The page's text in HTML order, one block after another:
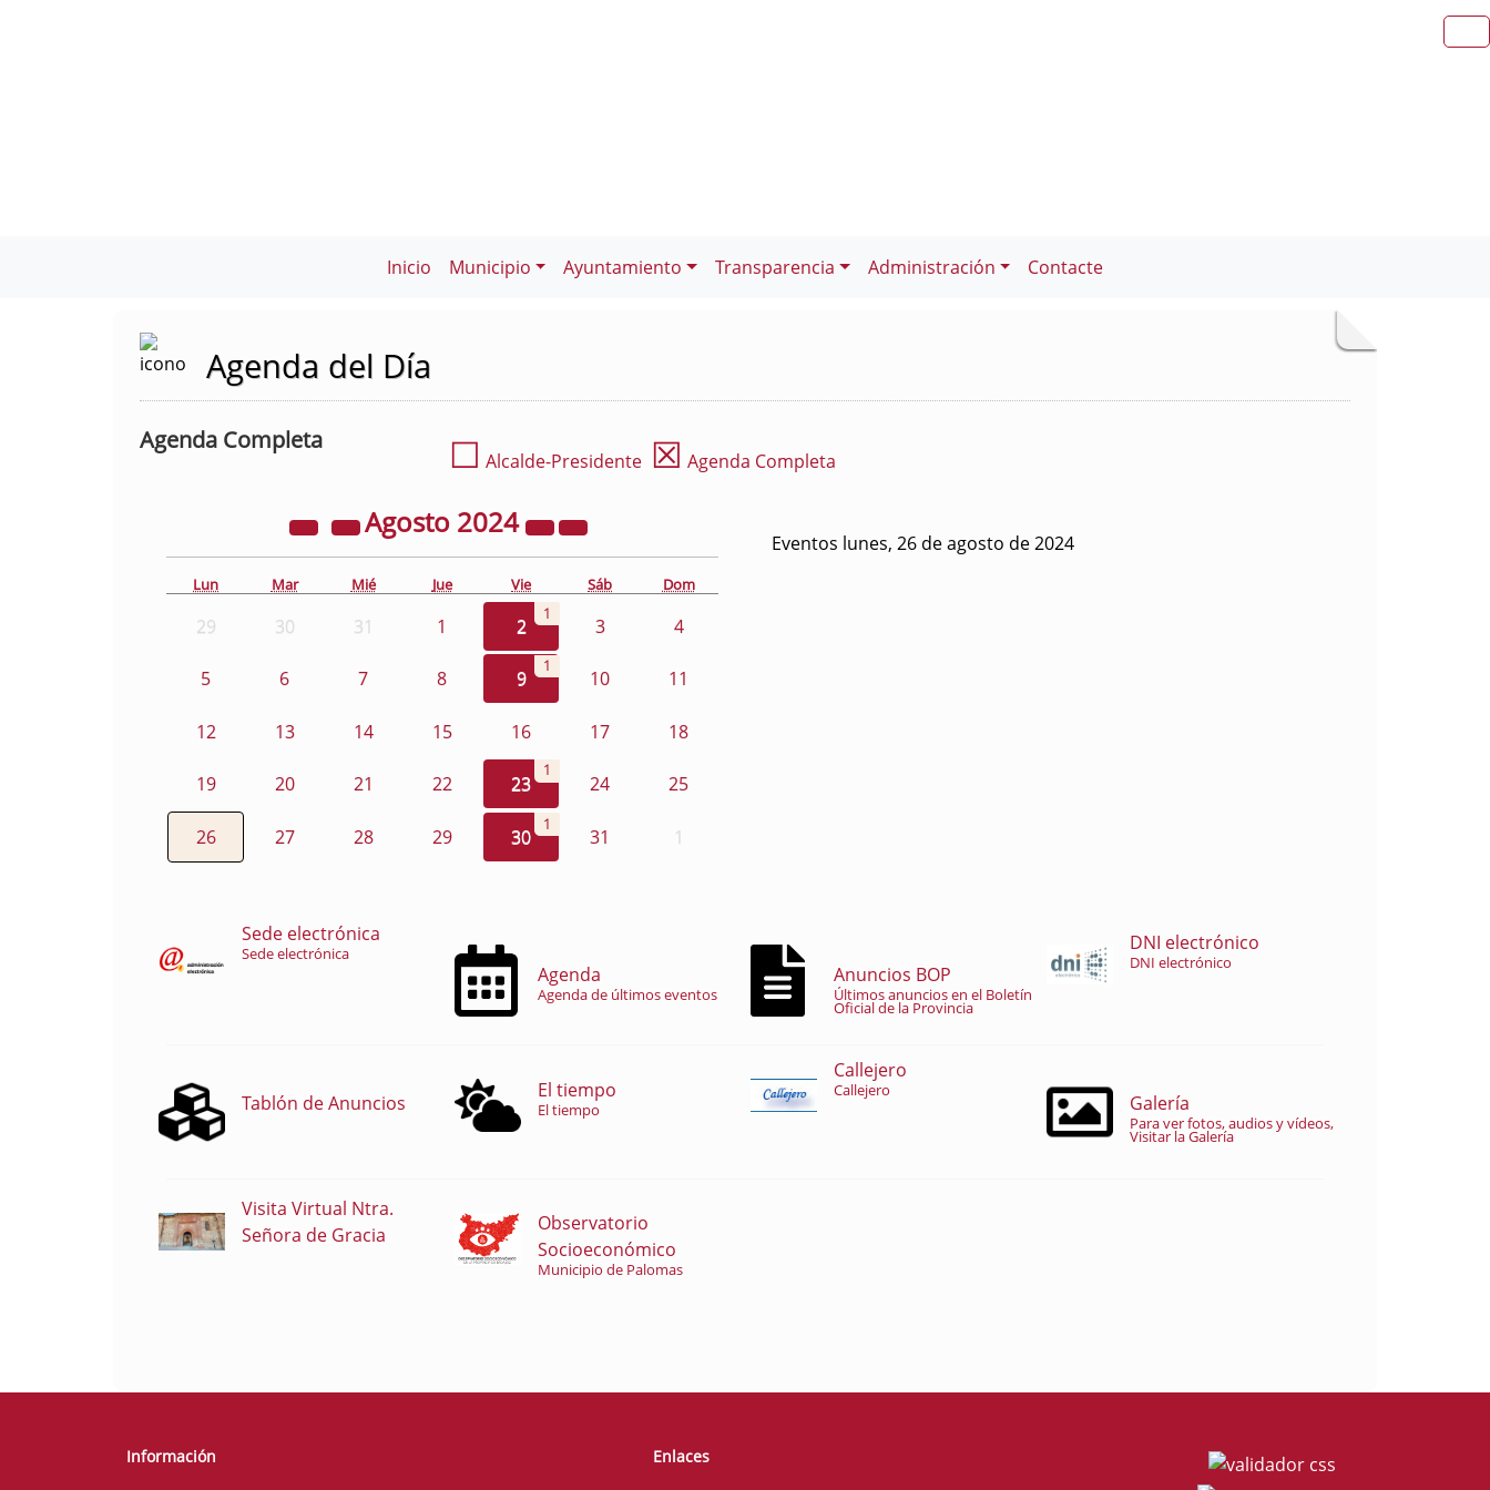
Inicio Municipio Ayuntamiento Transparencia Administración Contacte
Agenda del Día
Agenda Completa ☐ Alcalde-Presidente ☒ Agenda Completa
Agosto 2024
Lun Mar Mié Jue Vie Sáb Dom
29 30 31 1 2
1
3 4
5 6 7 8 9
1
10 11
12 13 14 15 16 17 18
19 20 21 22 23
1
24 25
26 27 28 29 30
1
31 1
Eventos lunes, 26 de agosto de 2024
Sede electrónica
Sede electrónica
Agenda
Agenda de últimos eventos
Anuncios BOP
Últimos anuncios en el Boletín
Oficial de la Provincia
DNI electrónico
DNI electrónico
Tablón de Anuncios
El tiempo
El tiempo
Callejero
Callejero
Galería
Para ver fotos, audios y vídeos,
Visitar la Galería
Visita Virtual Ntra.
Señora de Gracia
Observatorio
Socioeconómico
Municipio de Palomas
Información Enlaces